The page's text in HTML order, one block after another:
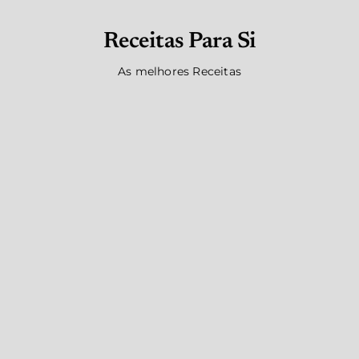
Receitas Para Si
As melhores Receitas